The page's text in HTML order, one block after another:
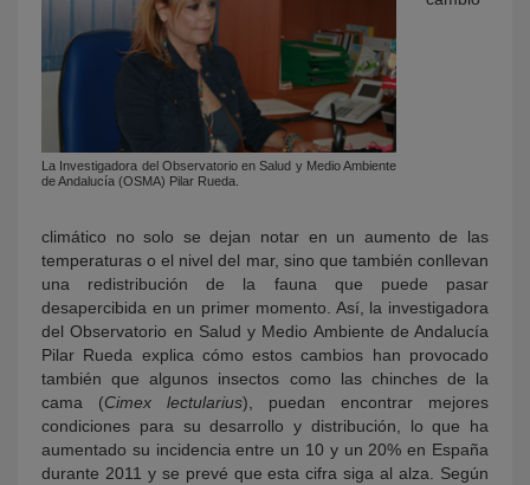
La Investigadora del Observatorio en Salud y Medio Ambiente
de Andalucía (OSMA) Pilar Rueda.
climático no solo se dejan notar en un aumento de las
temperaturas o el nivel del mar, sino que también conllevan
una redistribución de la fauna que puede pasar
desapercibida en un primer momento. Así, la investigadora
del Observatorio en Salud y Medio Ambiente de Andalucía
Pilar Rueda explica cómo estos cambios han provocado
también que algunos insectos como las chinches de la
cama (Cimex lectularius), puedan encontrar mejores
condiciones para su desarrollo y distribución, lo que ha
aumentado su incidencia entre un 10 y un 20% en España
durante 2011 y se prevé que esta cifra siga al alza. Según